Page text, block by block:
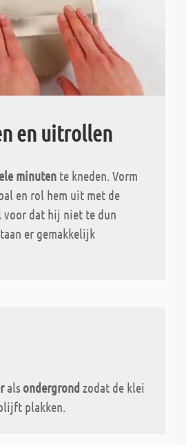
en uitrollen
minuten te kneden. Vorm
en rol hem uit met de
voor dat hij niet te dun
er gemakkelijk
als ondergrond zodat de klei
plakken.